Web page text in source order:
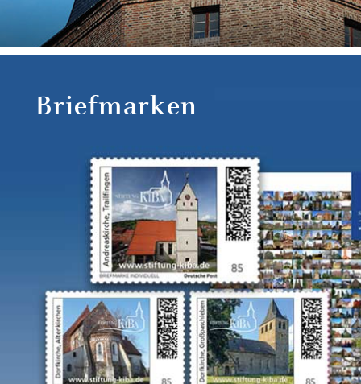
Briefmarken